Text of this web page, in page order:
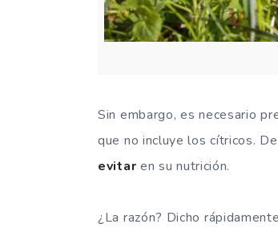
Sin embargo, es necesario
que no incluye los cítricos.
evitar en su nutrición.
¿La razón? Dicho